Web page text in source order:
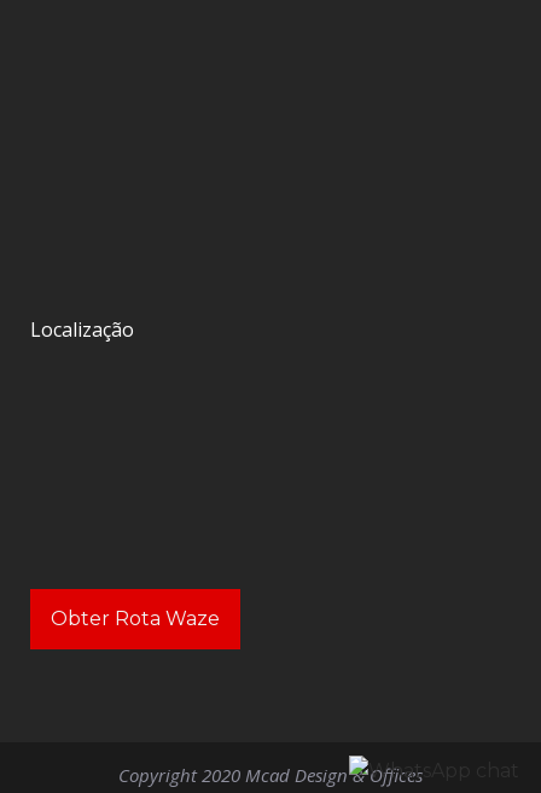
Localização
Obter Rota Waze
Copyright 2020 Mcad Design & Offices